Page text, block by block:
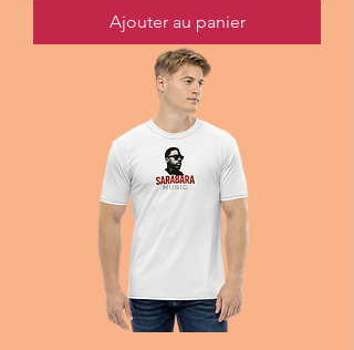
Ajouter au panier